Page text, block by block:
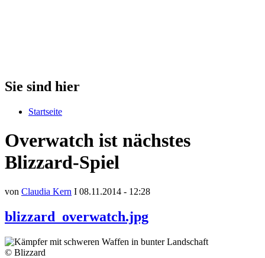
Sie sind hier
Startseite
Overwatch ist nächstes
Blizzard-Spiel
von Claudia Kern I 08.11.2014 - 12:28
blizzard_overwatch.jpg
© Blizzard